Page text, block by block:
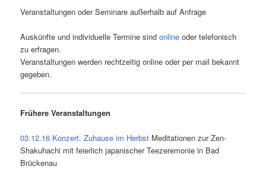
Veranstaltungen oder Seminare außerhalb auf Anfrage
Auskünfte und individuelle Termine sindonline oder telefonisch
zu erfragen.
Veranstaltungen werden rechtzeitig online oder per mail bekannt
gegeben.
Frühere Veranstaltungen
03.12.16 Konzert: Zuhause im Herbst Meditationen zur Zen-
Shakuhachi mit feierlich japanischer Teezeremonie in Bad
Brückenau